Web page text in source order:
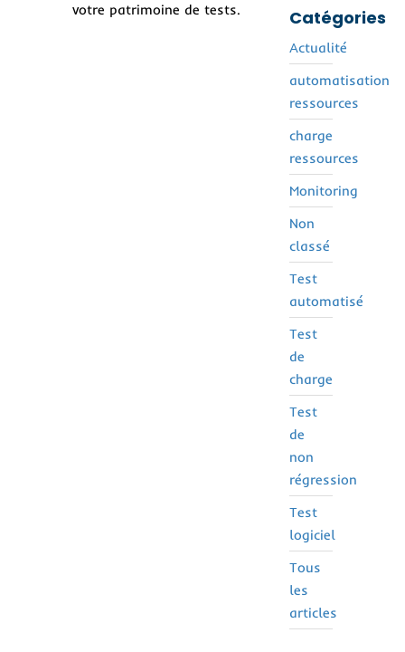
votre patrimoine de tests.
Catégories
Actualité
automatisation
ressources
charge
ressources
Monitoring
Non
classé
Test
automatisé
Test
de
charge
Test
de
non
régression
Test
logiciel
Tous
les
articles